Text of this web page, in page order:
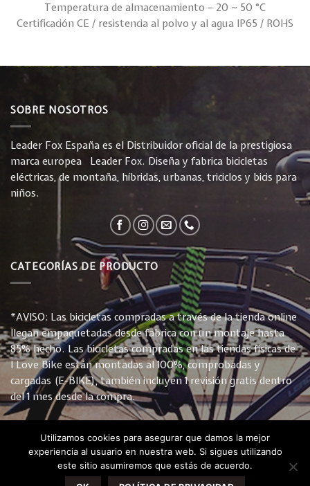
Temperatura de almacenamiento – 20 ~ 50 °C
Certificación CE / resistencia al polvo y al agua IP65 / ROHS
SOBRE NOSOTROS
Leader Fox España es el Distribuidor oficial de la prestigiosa
marca europea Leader Fox. Diseña y fabrica bicicletas
eléctricas, de montaña, híbridas, urbanas, triciclos y bicis para
niños.
CATEGORÍAS DE PRODUCTO
*AVISO: Las bicicletas compradas a través de la tienda online
llegan empaquetadas desde fabrica con un montaje hasta
85% hecho. Las bicicletas compradas en las tiendas físicas de
I Love Bike están montadas al 100%, comprobadas y
cargadas (E-BIKE), también incluyen 1 revisión gratis dentro
del 1 mes desde la compra.
INICIO TIENDA CONTACTO
PREGUNTAS FRECUENTES
POLÍTICA DE PRIVACIDAD Y COOKIES
CONDICIONES DE VENTA
Utilizamos cookies para asegurar que damos la mejor
experiencia al usuario en nuestra web. Si sigues utilizando
este sitio asumiremos que estás de acuerdo.